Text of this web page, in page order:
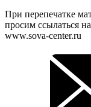
При перепечатке
просим ссылаться
www.sova-center.ru